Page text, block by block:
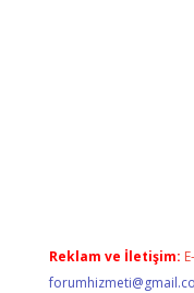
Reklam ve İletişim: